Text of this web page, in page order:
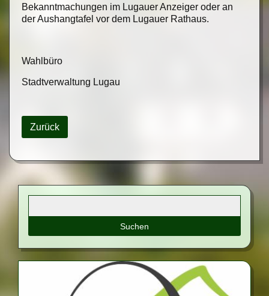
Bekanntmachungen im Lugauer Anzeiger oder an
der Aushangtafel vor dem Lugauer Rathaus.
Wahlbüro
Stadtverwaltung Lugau
Zurück